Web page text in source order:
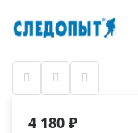
4 180 ₽